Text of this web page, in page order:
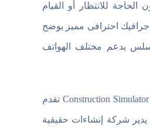
للانتظار أو القيام
جرافيك احترافى مميز يوضح
سلس يدعم مختلف الهواتف
من خلال تجربتنا للعبة على هاتف شاومى اصدار اندرويد 12 بمعالج متوسط ورامات 4 جيجا لاحظنا أن Construction Simulator 4 تقدم
شركة إنشاءات حقيقية